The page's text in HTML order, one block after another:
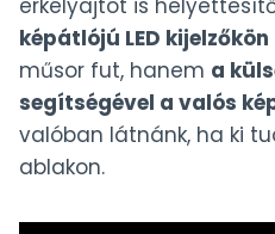
képátlójú LED kijelzőkön
műsor fut, hanem a
segítségével a valós
valóban látnánk, ha ki
ablakon.